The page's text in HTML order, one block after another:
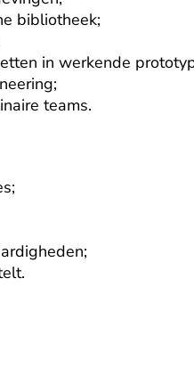
bibliotheek;
in werkende
teams.